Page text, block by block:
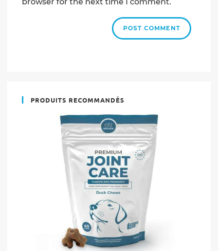
PRODUITS RECOMMANDÉS